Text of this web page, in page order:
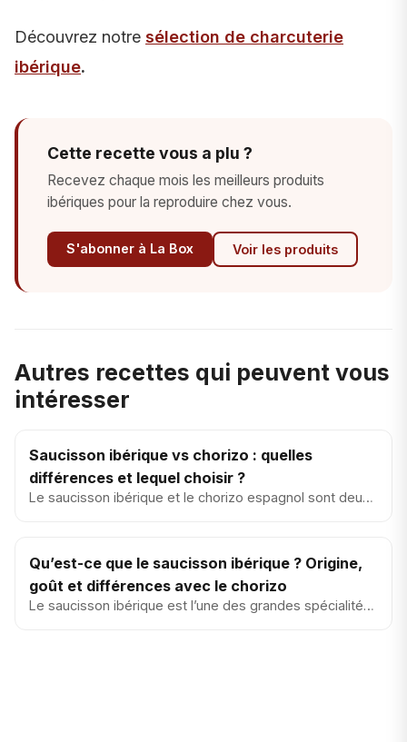
Découvrez notre sélection de charcuterie
ibérique.
Cette recette vous a plu ?
Recevez chaque mois les meilleurs produits
ibériques pour la reproduire chez vous.
S'abonner à La Box Voir les produits
Autres recettes qui peuvent vous
intéresser
Saucisson ibérique vs chorizo : quelles
différences et lequel choisir ?
Le saucisson ibérique et le chorizo espagnol sont deux
Qu’est-ce que le saucisson ibérique ? Origine,
goût et différences avec le chorizo
Le saucisson ibérique est l’une des grandes spécialités